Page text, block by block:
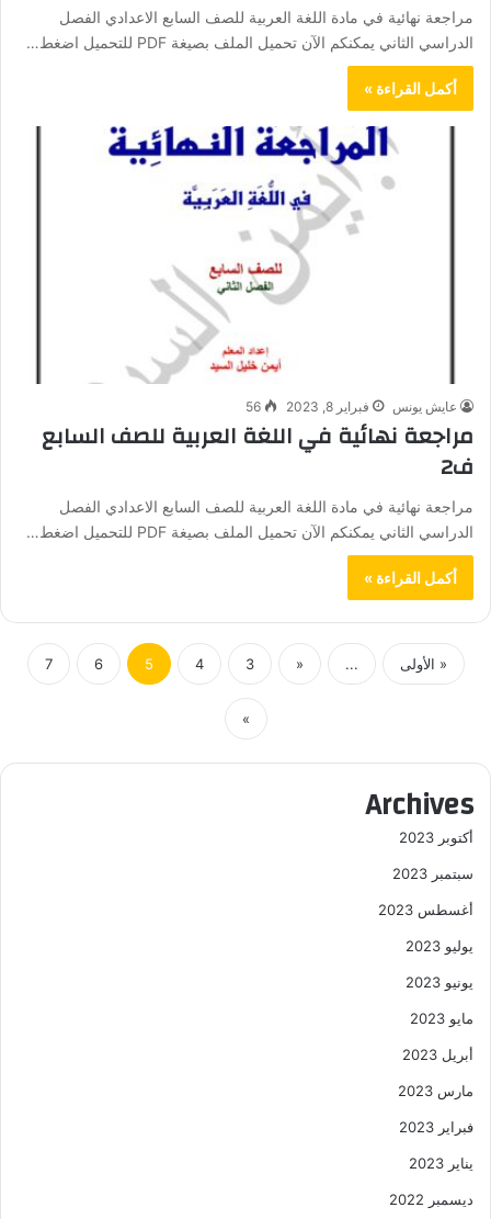
مراجعة نهائية في مادة اللغة العربية للصف السابع الاعدادي الفصل
الدراسي الثاني يمكنكم الآن تحميل الملف بصيغة PDF للتحميل اضغط…
أكمل القراءة »
عايش يونس فبراير 8, 2023 56
مراجعة نهائية في اللغة العربية للصف السابع
ف2
مراجعة نهائية في مادة اللغة العربية للصف السابع الاعدادي الفصل
الدراسي الثاني يمكنكم الآن تحميل الملف بصيغة PDF للتحميل اضغط…
أكمل القراءة »
« الأولى ...
«
3
4
5
6
7
»
Archives
أكتوبر 2023
سبتمبر 2023
أغسطس 2023
يوليو 2023
يونيو 2023
مايو 2023
أبريل 2023
مارس 2023
فبراير 2023
يناير 2023
ديسمبر 2022